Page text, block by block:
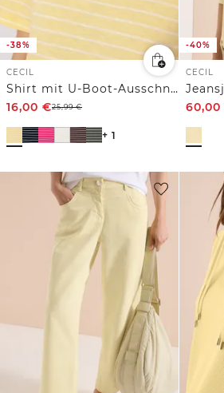
-38%
CECIL
Shirt mit U-Boot-Ausschnitt und Streifen
16,00 €25,99€
+ 1
-40%
CECIL
60,00